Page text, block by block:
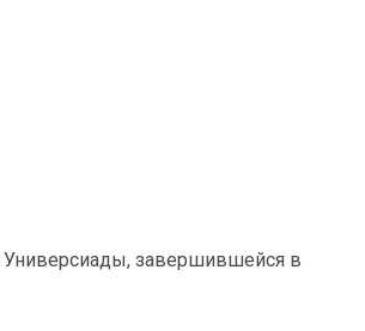
завершившейся в